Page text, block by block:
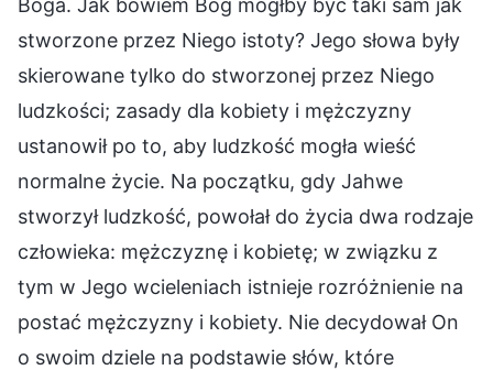
stworzone przez Niego istoty? Jego słowa były
skierowane tylko do stworzonej przez Niego
ludzkości; zasady dla kobiety i mężczyzny
ustanowił po to, aby ludzkość mogła wieść
normalne życie. Na początku, gdy Jahwe
stworzył ludzkość, powołał do życia dwa rodzaje
człowieka: mężczyznę i kobietę; w związku z
tym w Jego wcieleniach istnieje rozróżnienie na
postać mężczyzny i kobiety. Nie decydował On
o swoim dziele na podstawie słów, które